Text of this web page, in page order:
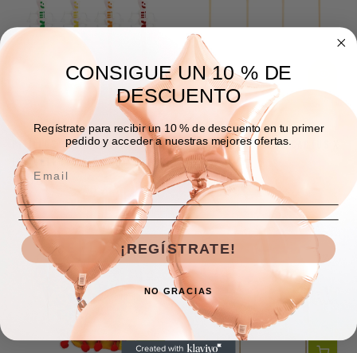
Pitillos Cocteleros
Esqueletos X 5 Und
$10.000
Palillo Coctelero Cactus X
12 Und
$5.000
CONSIGUE UN 10 % DE
DESCUENTO
Regístrate para recibir un 10 % de descuento en tu primer
pedido y acceder a nuestras mejores ofertas.
¡REGÍSTRATE!
NO GRACIAS